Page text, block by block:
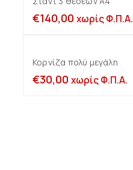
€140,00 χωρίς Φ.Π.Α.
Κορνίζα πολύ μεγάλη
€30,00 χωρίς Φ.Π.Α.